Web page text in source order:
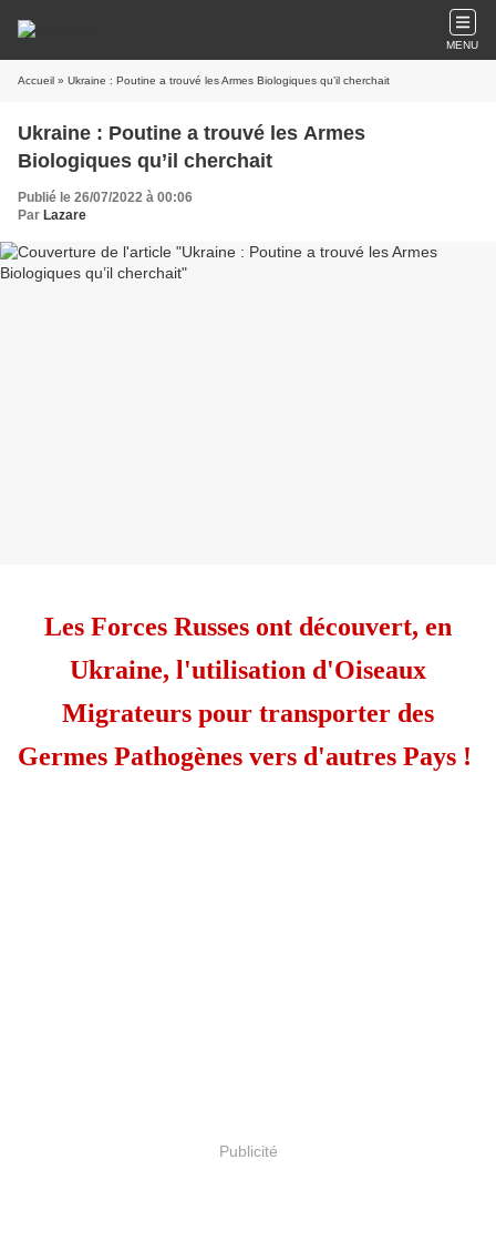
MENU
Accueil » Ukraine : Poutine a trouvé les Armes Biologiques qu’il cherchait
Ukraine : Poutine a trouvé les Armes
Biologiques qu’il cherchait
Publié le 26/07/2022 à 00:06
Par Lazare
Les Forces Russes ont découvert, en
Ukraine, l'utilisation d'Oiseaux
Migrateurs pour transporter des
Germes Pathogènes vers d'autres Pays !
Publicité